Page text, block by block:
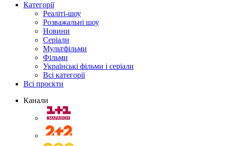
Категорії
Реаліті-шоу
Розважальні шоу
Новини
Серіали
Мультфільми
Фільми
Українські фільми і серіали
Всі категорії
Всі проєкти
Канали